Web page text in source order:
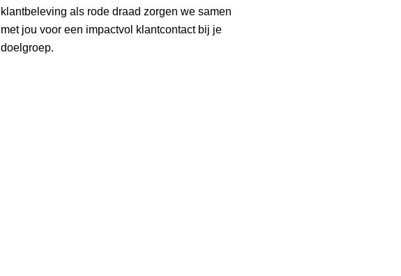
klantbeleving als rode draad zorgen we samen
met jou voor een impactvol klantcontact bij je
doelgroep.